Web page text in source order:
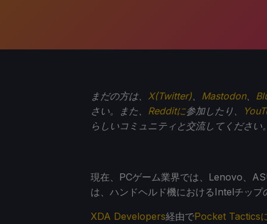
まだの方は、 X(Twitter) Mastodon、
さい。また、 Redditに参加したり、
らしいコミュニティと交流してくださ
現在、PCゲーム業界では、Lenovo、
は、ハンドヘルド機におけるIntelチッ
XDA Developers経由でPocket Tactics